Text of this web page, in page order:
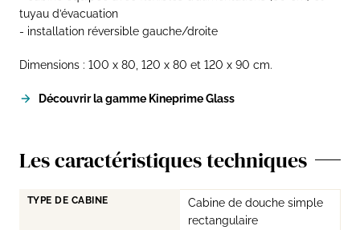
tuyau d’évacuation
- installation réversible gauche/droite
Dimensions : 100 x 80, 120 x 80 et 120 x 90 cm.
Découvrir la gamme Kineprime Glass
Les caractéristiques techniques
TYPE DE CABINE
Cabine de douche simple
rectangulaire